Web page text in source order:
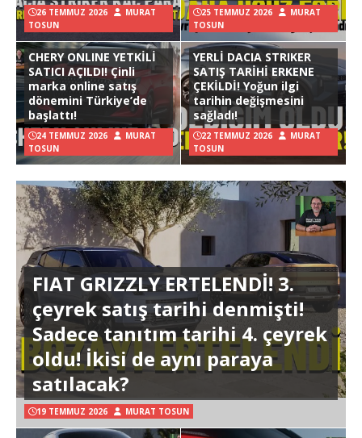
26 TEMMUZ 2026
MURAT
TOSUN
25 TEMMUZ 2026
MURAT
TOSUN
CHERY ONLINE YETKİLİ
SATICI AÇILDI! Çinli
marka online satış
dönemini Türkiye’de
başlattı!
24 TEMMUZ 2026
MURAT
TOSUN
YERLİ DACIA STRIKER
SATIŞ TARİHİ ERKENE
ÇEKİLDİ! Yoğun ilgi
tarihin değişmesini
sağladı!
22 TEMMUZ 2026
MURAT
TOSUN
FIAT GRIZZLY ERTELENDİ! 3.
çeyrek satış tarihi denmişti!
Sadece tanıtım tarihi 4. çeyrek
oldu! İkisi de aynı paraya
satılacak?
19 TEMMUZ 2026 MURAT TOSUN